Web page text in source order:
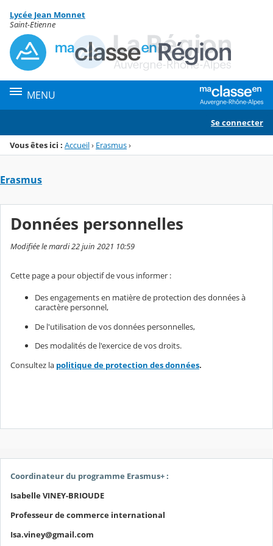
Menu de la rubrique
Contenu
Lycée Jean Monnet
Saint-Etienne
MENU
Se connecter
Vous êtes ici : Accueil› Erasmus›
Erasmus
Données personnelles
Modifiée le mardi 22 juin 2021 10:59
Cette page a pour objectif de vous informer :
Des engagements en matière de protection des données à
caractère personnel,
De l'utilisation de vos données personnelles,
Des modalités de l'exercice de vos droits.
Consultez la politique de protection des données.
Coordinateur du programme Erasmus+ :
Isabelle VINEY-BRIOUDE
Professeur de commerce international
Isa.viney@gmail.com